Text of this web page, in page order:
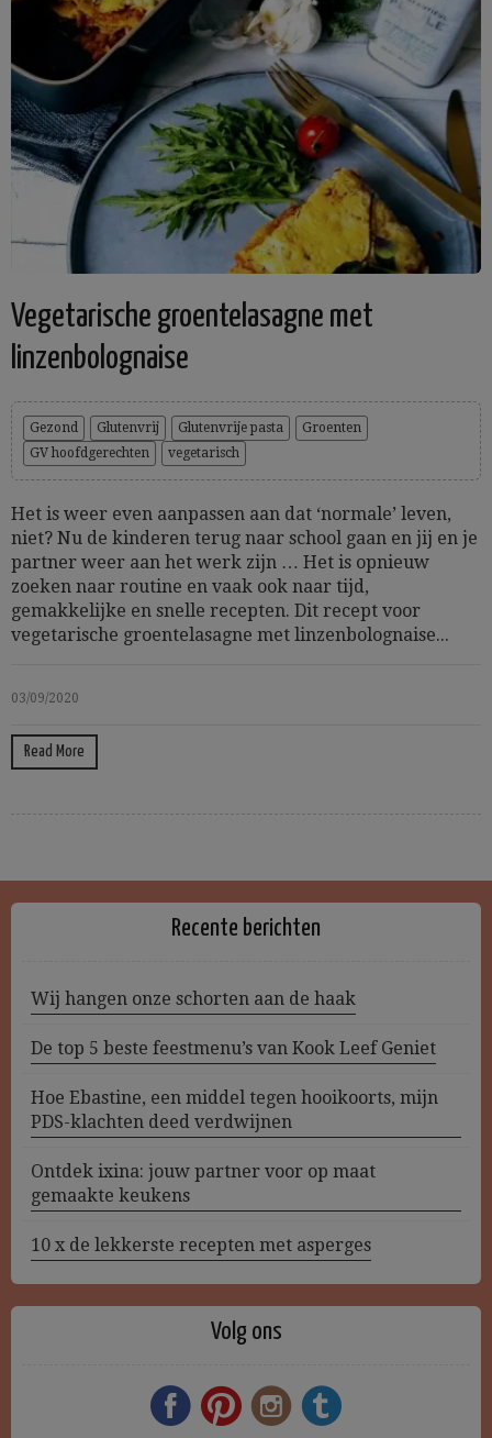
Vegetarische groentelasagne met
linzenbolognaise
Gezond Glutenvrij Glutenvrije pasta
Groenten
GV hoofdgerechten
vegetarisch
Het is weer even aanpassen aan dat ‘normale’ leven,
niet? Nu de kinderen terug naar school gaan en jij en je
partner weer aan het werk zijn … Het is opnieuw
zoeken naar routine en vaak ook naar tijd,
gemakkelijke en snelle recepten. Dit recept voor
vegetarische groentelasagne met linzenbolognaise...
03/09/2020
Read More
Recente berichten
Wij hangen onze schorten aan de haak
De top 5 beste feestmenu’s van Kook Leef Geniet
Hoe Ebastine, een middel tegen hooikoorts, mijn
PDS-klachten deed verdwijnen
Ontdek ixina: jouw partner voor op maat
gemaakte keukens
10 x de lekkerste recepten met asperges
Volg ons